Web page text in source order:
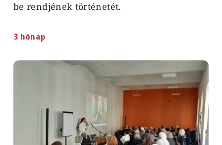
be rendjének történetét.
3 hónap
Image